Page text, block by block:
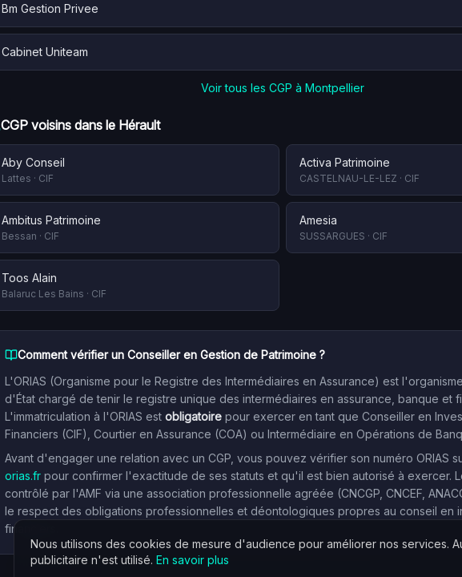
Bm Gestion Privee
Cabinet Uniteam
Voir tous les CGP à Montpellier
CGP voisins dans le Hérault
Aby Conseil
Lattes · CIF
Activa Patrimoine
CASTELNAU-LE-LEZ · CIF
Ambitus Patrimoine
Bessan · CIF
Amesia
SUSSARGUES · CIF
Toos Alain
Balaruc Les Bains · CIF
Comment vérifier un Conseiller en Gestion de Patrimoine ?
L'ORIAS (Organisme pour le Registre des Intermédiaires en Assurance) est
d'État chargé de tenir le registre unique des intermédiaires en assurance, banque et
L'immatriculation à l'ORIAS est obligatoire pour exercer en tant que Conseiller en
Financiers (CIF), Courtier en Assurance (COA) ou Intermédiaire en Opérations de
Avant d'engager une relation avec un CGP, vous pouvez vérifier son numéro ORIAS
orias.fr pour confirmer l'exactitude de ses statuts et qu'il est bien autorisé à exercer.
contrôlé par l'AMF via une association professionnelle agréée (CNCGP, CNCEF,
le respect des obligations professionnelles et déontologiques propres au conseil en
financiers.
Nous utilisons des cookies de mesure d'audience pour améliorer nos services.
publicitaire n'est utilisé. En savoir plus